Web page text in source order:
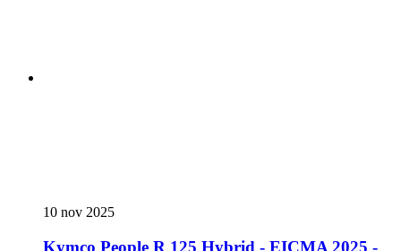
10 nov 2025
Kymco People R 125 Hybrid - EICMA 2025 -